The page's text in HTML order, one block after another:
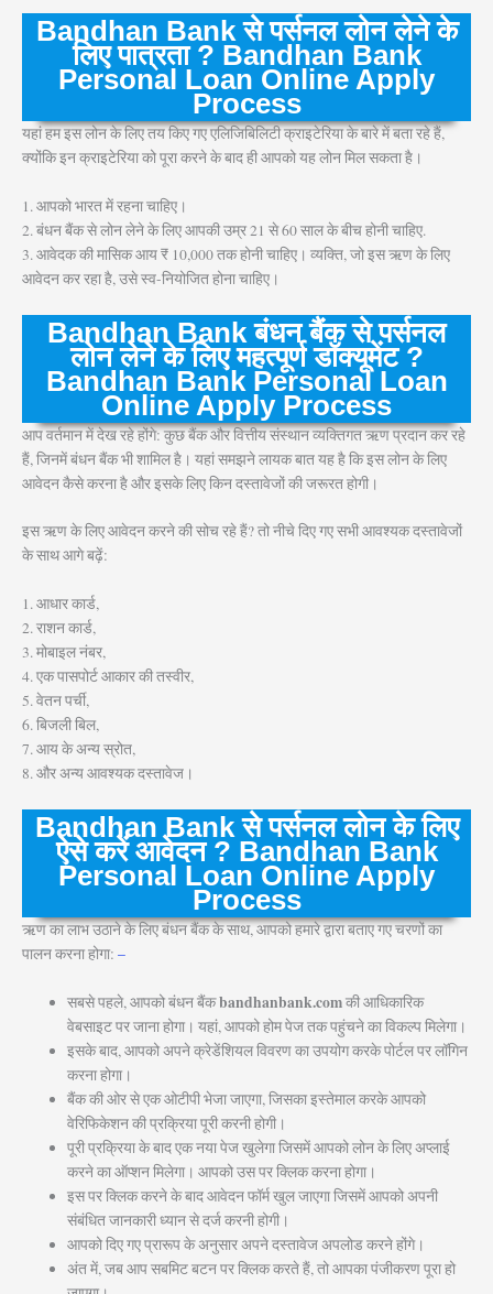
Bandhan Bankसे पर्सनल लोन लेने के
लिए पात्रता ? Bandhan Bank
Personal Loan Online Apply
Process
यहां हम इस लोन के लिए तय किए गए एलिजिबिलिटी क्राइटेरिया के बारे में बता रहे हैं,
क्योंकि इन क्राइटेरिया को पूरा करने के बाद ही आपको यह लोन मिल सकता है।
1. आपको भारत में रहना चाहिए।
2. बंधन बैंक से लोन लेने के लिए आपकी उम्र 21 से 60 साल के बीच होनी चाहिए.
3. आवेदक की मासिक आय ₹ 10,000 तक होनी चाहिए। व्यक्ति, जो इस ऋण के लिए
आवेदन कर रहा है, उसे स्व-नियोजित होना चाहिए।
Bandhan Bankबंधन बैंक से पर्सनल
लोन लेने के लिए महत्पूर्ण डॉक्यूमेंट ?
Bandhan Bank Personal Loan
Online Apply Process
आप वर्तमान में देख रहे होंगे: कुछ बैंक और वित्तीय संस्थान व्यक्तिगत ऋण प्रदान कर रहे
हैं, जिनमें बंधन बैंक भी शामिल है। यहां समझने लायक बात यह है कि इस लोन के लिए
आवेदन कैसे करना है और इसके लिए किन दस्तावेजों की जरूरत होगी।
इस ऋण के लिए आवेदन करने की सोच रहे हैं? तो नीचे दिए गए सभी आवश्यक दस्तावेजों
के साथ आगे बढ़ें:
1. आधार कार्ड,
2. राशन कार्ड,
3. मोबाइल नंबर,
4. एक पासपोर्ट आकार की तस्वीर,
5. वेतन पर्ची,
6. बिजली बिल,
7. आय के अन्य स्रोत,
8. और अन्य आवश्यक दस्तावेज।
Bandhan Bankसे पर्सनल लोन के लिए
ऐसे करें आवेदन ? Bandhan Bank
Personal Loan Online Apply
Process
ऋण का लाभ उठाने के लिए बंधन बैंक के साथ, आपको हमारे द्वारा बताए गए चरणों का
पालन करना होगा: –
सबसे पहले, आपको बंधन बैंकbandhanbank.comकी आधिकारिक
वेबसाइट पर जाना होगा। यहां, आपको होम पेज तक पहुंचने का विकल्प मिलेगा।
इसके बाद, आपको अपने क्रेडेंशियल विवरण का उपयोग करके पोर्टल पर लॉगिन
करना होगा।
बैंक की ओर से एक ओटीपी भेजा जाएगा, जिसका इस्तेमाल करके आपको
वेरिफिकेशन की प्रक्रिया पूरी करनी होगी।
पूरी प्रक्रिया के बाद एक नया पेज खुलेगा जिसमें आपको लोन के लिए अप्लाई
करने का ऑप्शन मिलेगा। आपको उस पर क्लिक करना होगा।
इस पर क्लिक करने के बाद आवेदन फॉर्म खुल जाएगा जिसमें आपको अपनी
संबंधित जानकारी ध्यान से दर्ज करनी होगी।
आपको दिए गए प्रारूप के अनुसार अपने दस्तावेज अपलोड करने होंगे।
अंत में, जब आप सबमिट बटन पर क्लिक करते हैं, तो आपका पंजीकरण पूरा हो